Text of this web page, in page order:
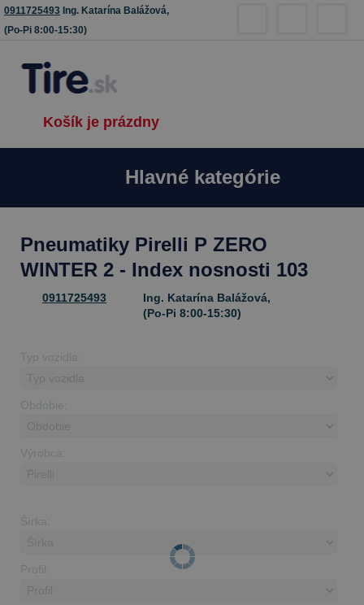
0911725493 Ing. Katarína Balážová,
(Po-Pi 8:00-15:30)
Košík je prázdny
Hlavné kategórie
Pneumatiky Pirelli P ZERO
WINTER 2 - Index nosnosti 103
0911725493
Ing. Katarína Balážová,
(Po-Pi 8:00-15:30)
Typ vozidla:
Obdobie:
Výrobca:
Šírka:
Profil: